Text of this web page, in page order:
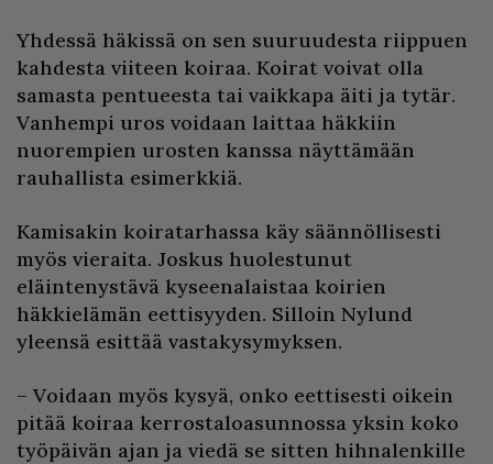
Yhdessä häkissä on sen suuruudesta riippuen
kahdesta viiteen koiraa. Koirat voivat olla
samasta pentueesta tai vaikkapa äiti ja tytär.
Vanhempi uros voidaan laittaa häkkiin
nuorempien urosten kanssa näyttämään
rauhallista esimerkkiä.
Kamisakin koiratarhassa käy säännöllisesti
myös vieraita. Joskus huolestunut
eläintenystävä kyseenalaistaa koirien
häkkielämän eettisyyden. Silloin Nylund
yleensä esittää vastakysymyksen.
– Voidaan myös kysyä, onko eettisesti oikein
pitää koiraa kerrostaloasunnossa yksin koko
työpäivän ajan ja viedä se sitten hihnalenkille